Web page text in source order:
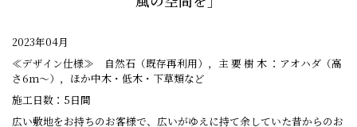
2023年04月
≪デザイン仕様≫ 自然石（既存再利用），主 要 樹 木 ：アオハダ（高
さ6ｍ～），ほか中木・低木・下草類など
施工日数：5日間
広い敷地をお持ちのお客様で、広いがゆえに持て余していた昔からのお